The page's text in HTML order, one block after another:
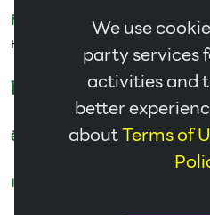
ที่อยู่ :
บริษัท กว๋างเขิ่น รับเบอร์ (ไ
หมู่ที่ 1 ตำบลดอนยาง อำเภอปะทิว
โทร : 077-510-289
อีเมล :
แผนที่ :
We use
party services
activities and
better
aboutTerms of